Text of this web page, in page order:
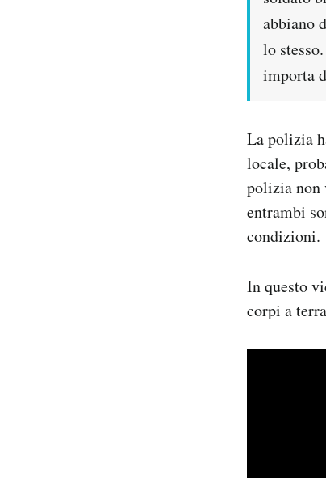
abbiano
lo
importa
La polizia
locale,
polizia non
entrambi
condizioni.
In questo
corpi a